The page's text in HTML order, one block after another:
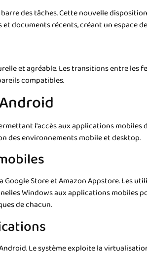
des tâches. Cette nouvelle
documents récents, créant un espace
et agréable. Les transitions entre les
compatibles.
l'accès aux applications
des environnements mobile et desktop.
Store et Amazon Appstore. Les
Windows aux applications mobiles
de chacun.
Le système exploite la